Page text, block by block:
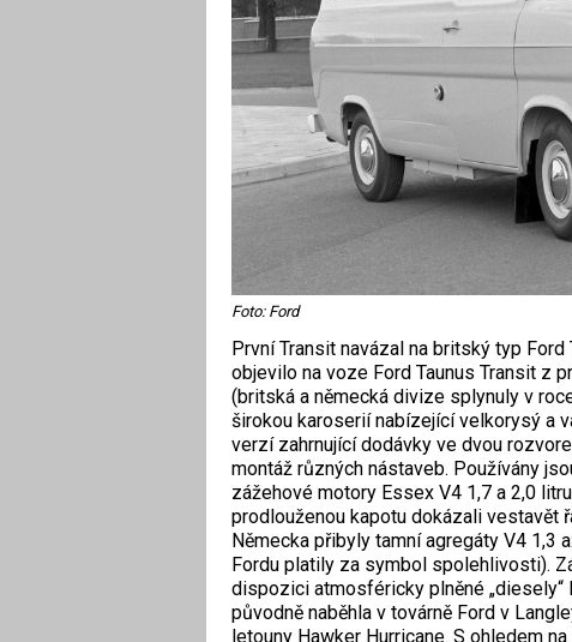
Foto: Ford
První Transit navázal na britský typ
objevilo na voze Ford Taunus Transit z
(britská a německá divize splynuly v
širokou karoserií nabízející velkorysý a
verzí zahrnující dodávky ve dvou
montáž různých nástaveb. Používány
zážehové motory Essex V4 1,7 a 2,0
prodlouženou kapotu dokázali vestavět
Německa přibyly tamní agregáty V4 1,3
Fordu platily za symbol spolehlivosti).
dispozici ­atmosféricky plněné
původně naběhla v továrně Ford v
letouny Hawker Hurricane. S ohledem